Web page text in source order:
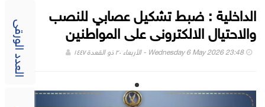
العدد الورقى
الداخلية : ضبط تشكيل عصابي للنصب
والاحتيال الالكترونى على المواطنين
Wednesday 6 May 2026 23:48 - الأربعاء ٢٠ ذو القعدة ١٤٤٧